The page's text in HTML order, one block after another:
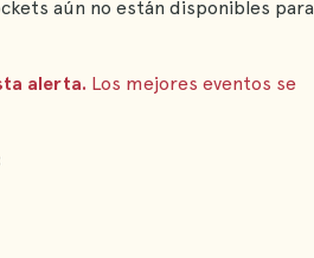
aún no están disponibles para
alerta. Los mejores eventos se